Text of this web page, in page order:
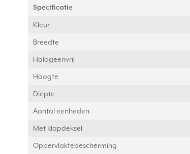
Specificatie
Kleur
Breedte
Halogeenvrij
Hoogte
Diepte
Aantal eenheden
Met klapdeksel
Oppervlaktebescherming